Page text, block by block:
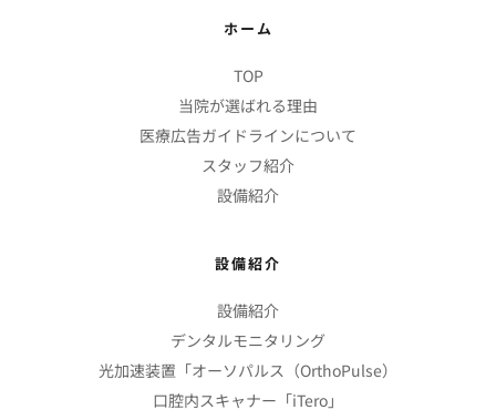
ホーム
TOP
当院が選ばれる理由
医療広告ガイドラインについて
スタッフ紹介
設備紹介
設備紹介
設備紹介
デンタルモニタリング
光加速装置「オーソパルス（OrthoPulse）
口腔内スキャナー「iTero」